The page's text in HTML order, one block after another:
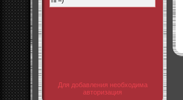
Для добавления необходима
авторизация